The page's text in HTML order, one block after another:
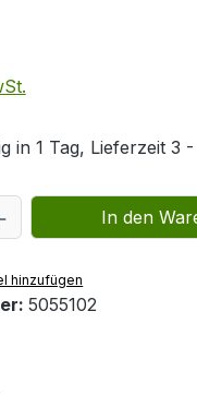
in 1 Tag, Lieferzeit 3 -
Gib den
In den
hinzufügen
5055102